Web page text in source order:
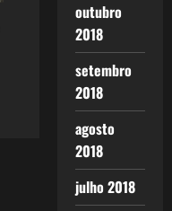
outubro
2018
setembro
2018
agosto
2018
julho 2018